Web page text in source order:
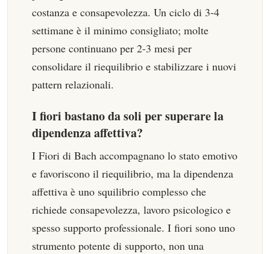
costanza e consapevolezza. Un ciclo di 3-4
settimane è il minimo consigliato; molte
persone continuano per 2-3 mesi per
consolidare il riequilibrio e stabilizzare i nuovi
pattern relazionali.
I fiori bastano da soli per superare la
dipendenza affettiva?
I Fiori di Bach accompagnano lo stato emotivo
e favoriscono il riequilibrio, ma la dipendenza
affettiva è uno squilibrio complesso che
richiede consapevolezza, lavoro psicologico e
spesso supporto professionale. I fiori sono uno
strumento potente di supporto, non una